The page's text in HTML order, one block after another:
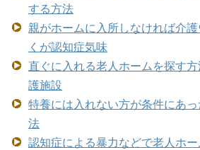
する方法
親がホームに入所しなければ介
くが認知症気味
直ぐに入れる老人ホームを探す
護施設
特養には入れない方が条件にあ
法
認知症による暴力などで老人ホ